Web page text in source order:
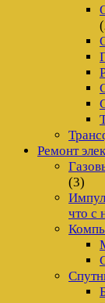
Ремонт
(3)
что с